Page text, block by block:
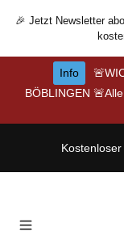
Zum Hauptinhalt springen
🎉 Jetzt Newsletter
Info
BÖBLINGEN